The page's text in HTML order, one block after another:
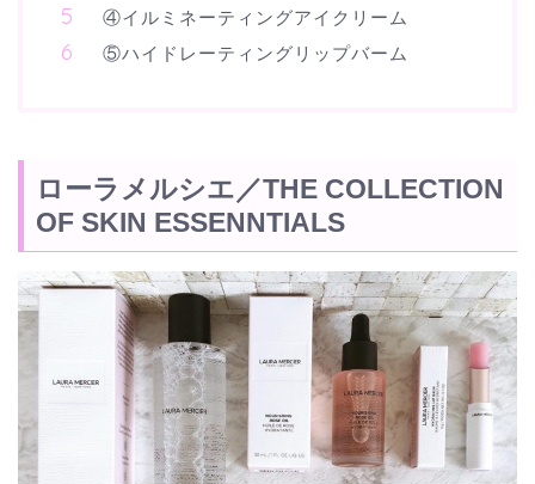
④イルミネーティングアイクリーム
⑤ハイドレーティングリップバーム
ローラメルシエ／THE COLLECTION
OF SKIN ESSENNTIALS